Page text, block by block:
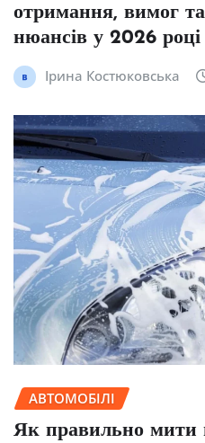
отримання, вимог
нюансів у 2026 році
Ірина Костюковська
АВТОМОБІЛІ
Як правильно